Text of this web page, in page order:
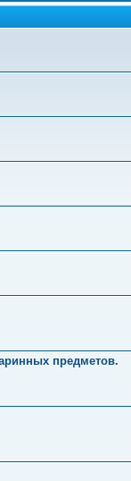
предметов.